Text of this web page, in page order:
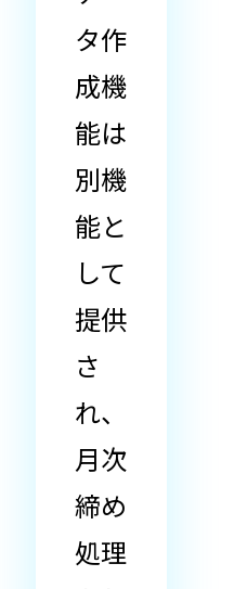
タ作
成機
能は
別機
能と
して
提供
さ
れ、
月次
締め
処理